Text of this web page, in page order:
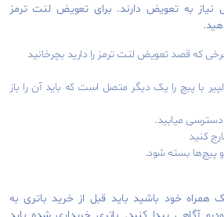
یعنی نیاز به تعویض دارند. برای تعویض لنت ترمز
که قصد تعویض لنت ترمز را دارید بچرخانید
با پیچ را یک دیگر متصل است که باید آن را باز
دسترسی میابید.
کنید
و پیچ‌ها بسته شود.
همراه خود باشید باید قبل از خرید باتری به